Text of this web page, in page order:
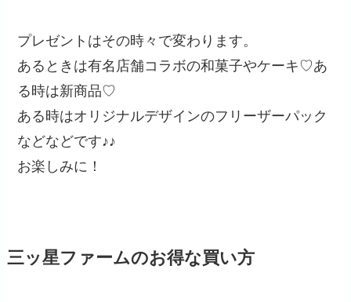
プレゼントはその時々で変わります。
あるときは有名店舗コラボの和菓子やケーキ♡あ
る時は新商品♡
ある時はオリジナルデザインのフリーザーパック
などなどです♪♪
お楽しみに！
三ッ星ファームのお得な買い方